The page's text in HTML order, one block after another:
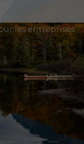
les entreprises